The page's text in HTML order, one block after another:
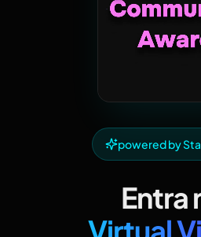
powered by
Entra
Virtual